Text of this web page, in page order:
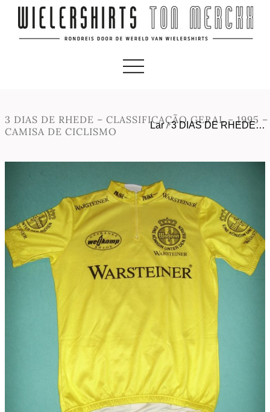
3 DIAS DE RHEDE – CLASSIFICAÇÃO GERAL – 1995 –
CAMISA DE CICLISMO
Lar/3 DIAS DE RHEDE…